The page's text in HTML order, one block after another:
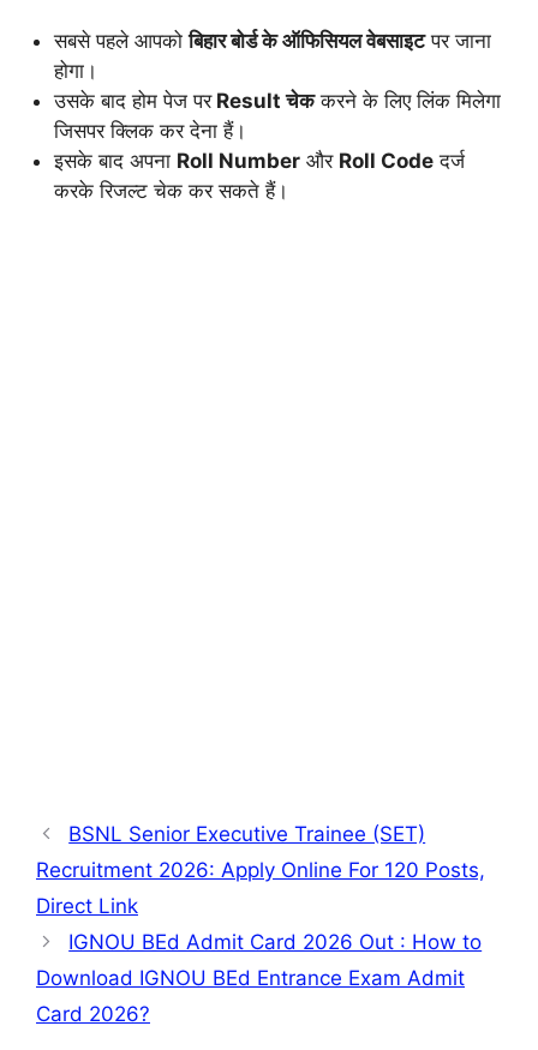
सबसे पहले आपकोबिहार बोर्ड के ऑफिसियल वेबसाइटपर जाना
होगा।
उसके बाद होम पेज परResult चेककरने के लिए लिंक मिलेगा
जिसपर क्लिक कर देना हैं।
इसके बाद अपना Roll Number और Roll Code दर्ज
करके रिजल्ट चेक कर सकते हैं।
BSNL Senior Executive Trainee (SET)
Recruitment 2026: Apply Online For 120 Posts,
Direct Link
IGNOU BEd Admit Card 2026 Out : How to
Download IGNOU BEd Entrance Exam Admit
Card 2026?